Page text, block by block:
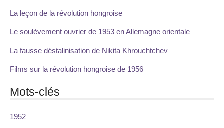
La leçon de la révolution hongroise
Le soulèvement ouvrier de 1953 en Allemagne orientale
La fausse déstalinisation de Nikita Khrouchtchev
Films sur la révolution hongroise de 1956
Mots-clés
1952